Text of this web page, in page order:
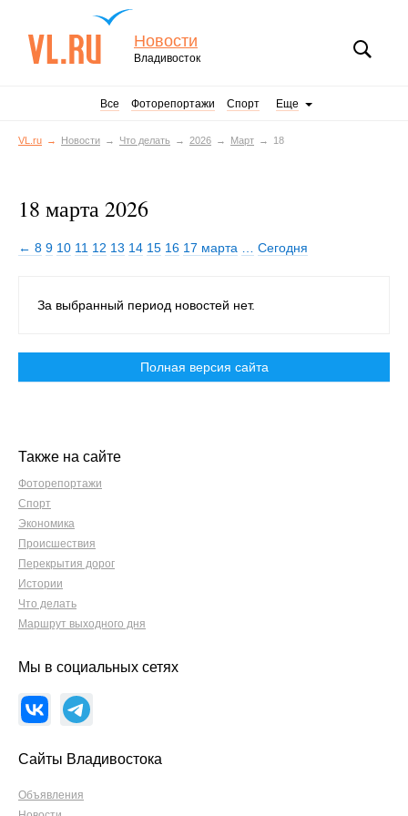
Новости
Владивосток
Все Фоторепортажи Спорт Еще
VL.ru Новости Что делать 2026 Март 18
18 марта 2026
← 8 9 10 11 12 13 14 15 16 17 марта Сегодня
За выбранный период новостей нет.
Полная версия сайта
Также на сайте
Фоторепортажи
Спорт
Экономика
Происшествия
Перекрытия дорог
Истории
Что делать
Маршрут выходного дня
Мы в социальных сетях
Сайты Владивостока
Объявления